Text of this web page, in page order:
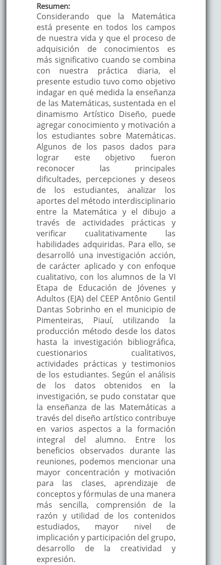
Resumen:
Considerando que la Matemática
está presente en todos los campos
de nuestra vida y que el proceso de
adquisición de conocimientos es
más significativo cuando se combina
con nuestra práctica diaria, el
presente estudio tuvo como objetivo
indagar en qué medida la enseñanza
de las Matemáticas, sustentada en el
dinamismo Artístico Diseño, puede
agregar conocimiento y motivación a
los estudiantes sobre Matemáticas.
Algunos de los pasos dados para
lograr este objetivo fueron
reconocer las principales
dificultades, percepciones y deseos
de los estudiantes, analizar los
aportes del método interdisciplinario
entre la Matemática y el dibujo a
través de actividades prácticas y
verificar cualitativamente las
habilidades adquiridas. Para ello, se
desarrolló una investigación acción,
de carácter aplicado y con enfoque
cualitativo, con los alumnos de la VI
Etapa de Educación de Jóvenes y
Adultos (EJA) del CEEP Antônio Gentil
Dantas Sobrinho en el municipio de
Pimenteiras, Piauí, utilizando la
producción método desde los datos
hasta la investigación bibliográfica,
cuestionarios cualitativos,
actividades prácticas y testimonios
de los estudiantes. Según el análisis
de los datos obtenidos en la
investigación, se pudo constatar que
la enseñanza de las Matemáticas a
través del diseño artístico contribuye
en varios aspectos a la formación
integral del alumno. Entre los
beneficios observados durante las
reuniones, podemos mencionar una
mayor concentración y motivación
para las clases, aprendizaje de
conceptos y fórmulas de una manera
más sencilla, comprensión de la
razón y utilidad de los contenidos
estudiados, mayor nivel de
implicación y participación del grupo,
desarrollo de la creatividad y
expresión.